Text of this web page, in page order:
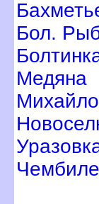
Бол.
Медяна